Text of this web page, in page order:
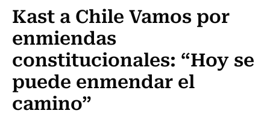
Kast a Chile Vamos por
enmiendas
constitucionales: “Hoy se
puede enmendar el
camino”